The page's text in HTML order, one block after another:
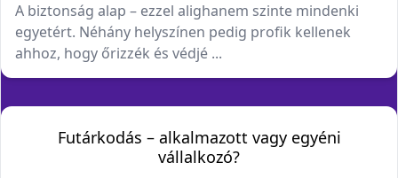
A biztonság alap – ezzel alighanem szinte mindenki
egyetért. Néhány helyszínen pedig profik kellenek
ahhoz, hogy őrizzék és védjé ...
Futárkodás – alkalmazott vagy egyéni
vállalkozó?